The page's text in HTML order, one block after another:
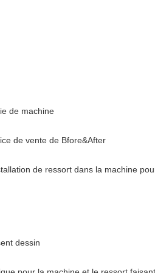
de machine
de vente de Bfore&After
de ressort dans la machine
dessin